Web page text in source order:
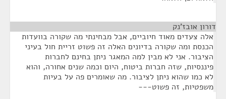
דורון אובז'נק
אלה צעדים מאוד חיוביים, אבל מבחינתי מה שקורה בוועדות
הכנסת ומה שקורה בדיונים האלה זה פשוט זריית חול בעיני
הציבור. אני לא מבין למה המאגר ניתן בחינם לחברות
פיננסיות, שזה חברות ביטוח, היום וכמה שנים אחורה, והוא
לא כמו שהוא ניתן לציבור. מה שאומרים פה על בעיות
משפטיות, זה פשוט---